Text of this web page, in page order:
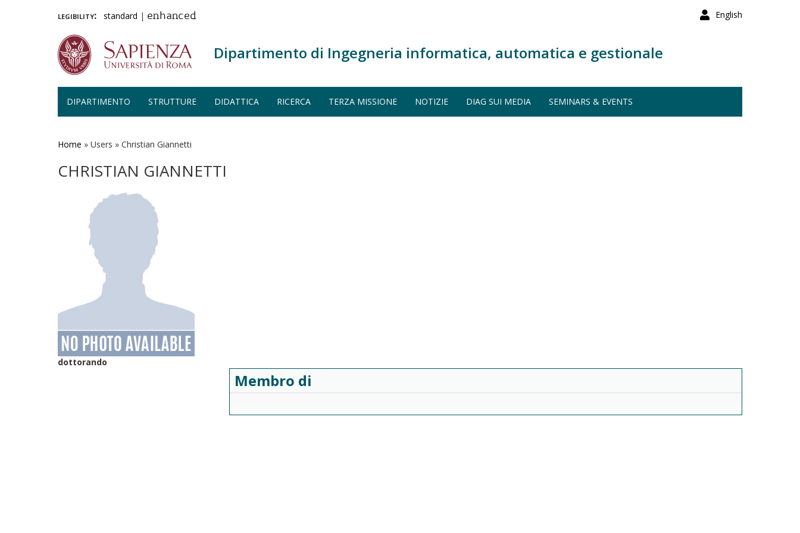
English
legibility: standard | enhanced
Dipartimento di Ingegneria informatica, automatica e gestionale
DIPARTIMENTO STRUTTURE DIDATTICA RICERCA TERZA MISSIONE NOTIZIE DIAG SUI MEDIA SEMINARS & EVENTS
Home » Users » Christian Giannetti
CHRISTIAN GIANNETTI
dottorando
Membro di